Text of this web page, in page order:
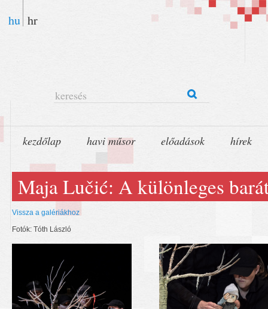
hu hr
keresés
kezdőlap havi műsor előadások hírek
Maja Lučić: A különleges
Vissza a galériákhoz
Fotók: Tóth László